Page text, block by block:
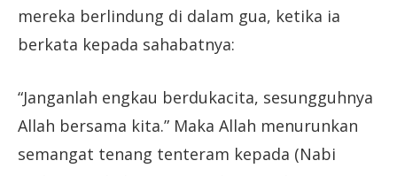
mereka berlindung di dalam gua, ketika ia
berkata kepada sahabatnya:
“Janganlah engkau berdukacita, sesungguhnya
Allah bersama kita.” Maka Allah menurunkan
semangat tenang tenteram kepada (Nabi